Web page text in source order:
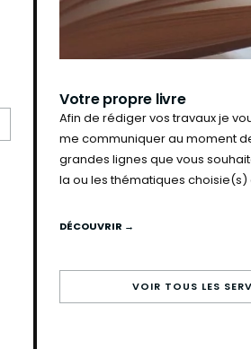
Votre propre livre
Afin de rédiger vos travaux je
me communiquer au moment
grandes lignes que vous
la ou les thématiques choisie(s)
DÉCOUVRIR →
VOIR TOUS LES